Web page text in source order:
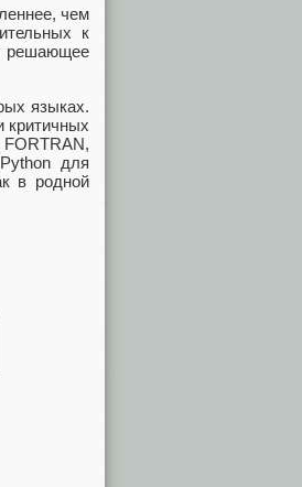
чем
к
решающее
языках.
критичных
для
в родной